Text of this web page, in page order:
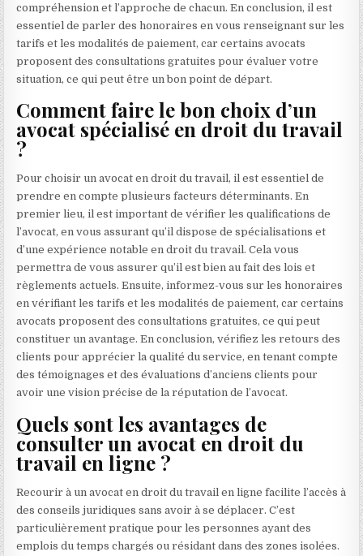
compréhension et l’approche de chacun. En conclusion, il est
essentiel de parler des honoraires en vous renseignant sur les
tarifs et les modalités de paiement, car certains avocats
proposent des consultations gratuites pour évaluer votre
situation, ce qui peut être un bon point de départ.
Comment faire le bon choix d’un
avocat spécialisé en droit du travail
?
Pour choisir un avocat en droit du travail, il est essentiel de
prendre en compte plusieurs facteurs déterminants. En
premier lieu, il est important de vérifier les qualifications de
l’avocat, en vous assurant qu’il dispose de spécialisations et
d’une expérience notable en droit du travail. Cela vous
permettra de vous assurer qu’il est bien au fait des lois et
règlements actuels. Ensuite, informez-vous sur les honoraires
en vérifiant les tarifs et les modalités de paiement, car certains
avocats proposent des consultations gratuites, ce qui peut
constituer un avantage. En conclusion, vérifiez les retours des
clients pour apprécier la qualité du service, en tenant compte
des témoignages et des évaluations d’anciens clients pour
avoir une vision précise de la réputation de l’avocat.
Quels sont les avantages de
consulter un avocat en droit du
travail en ligne ?
Recourir à un avocat en droit du travail en ligne facilite l’accès à
des conseils juridiques sans avoir à se déplacer. C’est
particulièrement pratique pour les personnes ayant des
emplois du temps chargés ou résidant dans des zones isolées.